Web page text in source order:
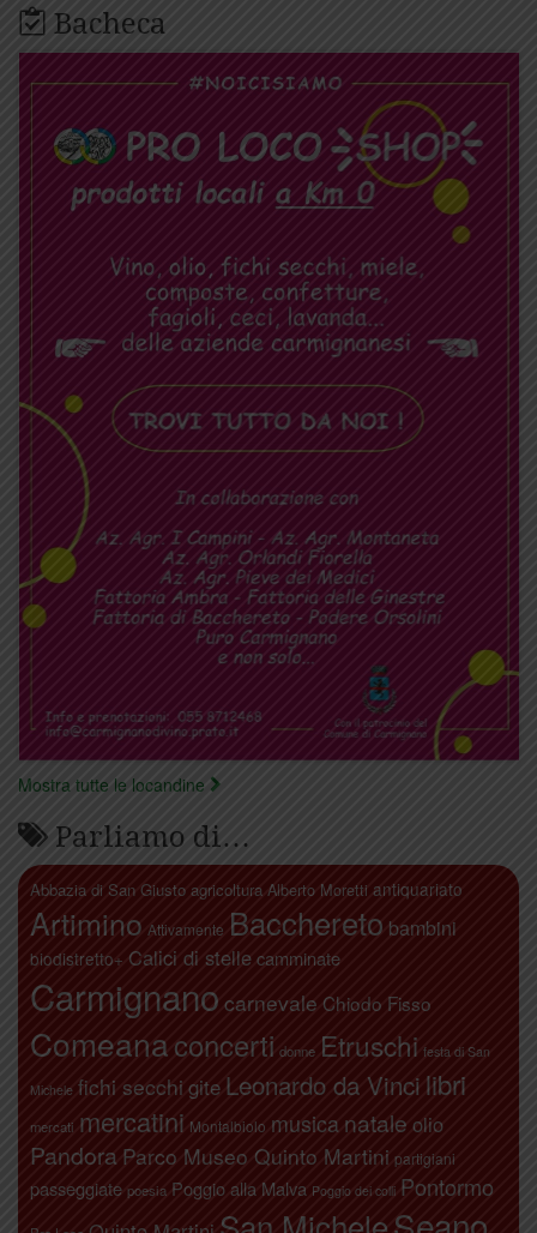
Bacheca
Mostra tutte le locandine
Parliamo di…
Abbazia di San Giusto agricoltura Alberto Moretti antiquariato
Artimino Attivamente Bacchereto bambini
biodistretto+ Calici di stelle camminate
Carmignano carnevale Chiodo Fisso
Comeanaconcerti donne Etruschi festa di San
Michele fichi secchi gite Leonardo da Vinci libri
mercati mercatini Montalbiolo musica natale olio
Pandora Parco Museo Quinto Martini partigiani
passeggiate poesia Poggio alla Malva Poggio dei colli Pontormo